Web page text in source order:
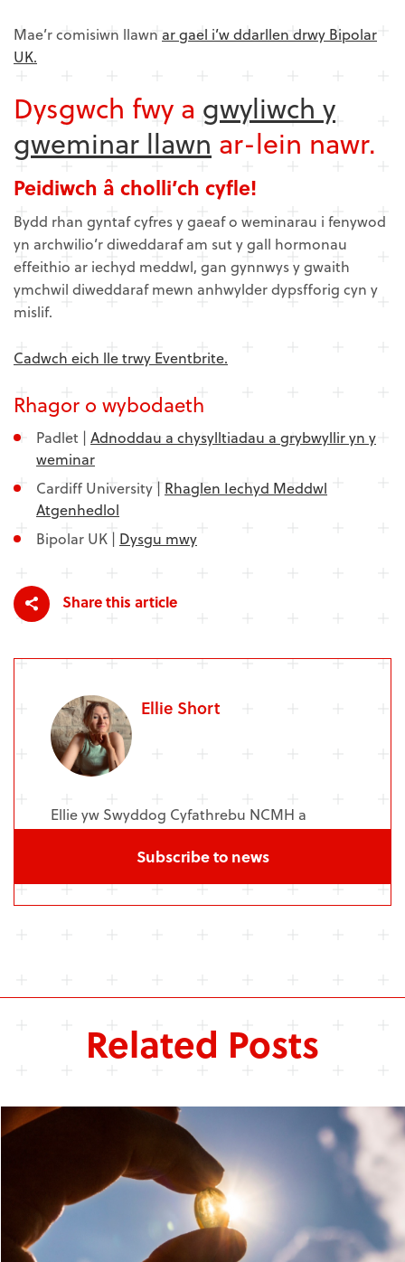
Mae’r comisiwn llawn ar gael i’w ddarllen drwy Bipolar
UK.
Dysgwch fwy a gwyliwch y
gweminar llawn ar-lein nawr.
Peidiwch â cholli’ch cyfle!
Bydd rhan gyntaf cyfres y gaeaf o weminarau i fenywod
yn archwilio’r diweddaraf am sut y gall hormonau
effeithio ar iechyd meddwl, gan gynnwys y gwaith
ymchwil diweddaraf mewn anhwylder dypsfforig cyn y
mislif.
Cadwch eich lle trwy Eventbrite.
Rhagor o wybodaeth
Padlet | Adnoddau a chysylltiadau a grybwyllir yn y
weminar
Cardiff University | Rhaglen Iechyd Meddwl
Atgenhedlol
Bipolar UK | Dysgu mwy
Share this article
Ellie Short
Ellie yw Swyddog Cyfathrebu NCMH a
Chanolfan Geneteg a Genomeg
Niwroseiciatrig ym Mhrifysgol Caerdydd.
Subscribe to news
Related Posts